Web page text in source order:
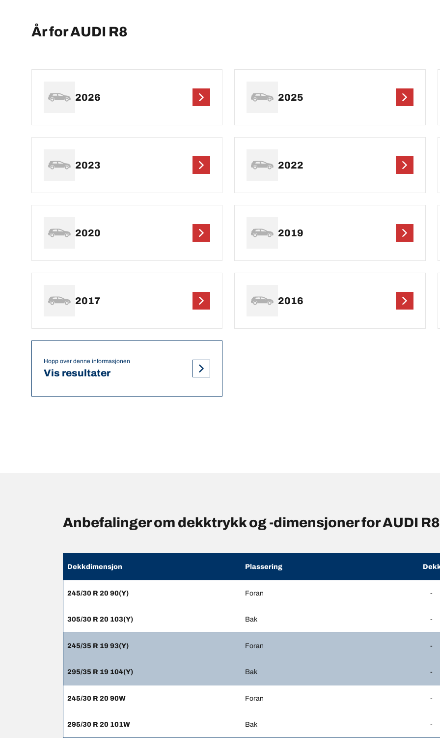
År for AUDI R8
2026 2025
2023 2022
2020 2019
2017 2016
Hopp over denne informasjonen
Vis resultater
Anbefalinger om dekktrykk og -dimensjoner for AUDI R8
Dekkdimensjon Plassering
245/30 R 20 90(Y) Foran -
305/30 R 20 103(Y) Bak -
245/35 R 19 93(Y) Foran -
295/35 R 19 104(Y) Bak -
245/30 R 20 90W Foran -
295/30 R 20 101W Bak -